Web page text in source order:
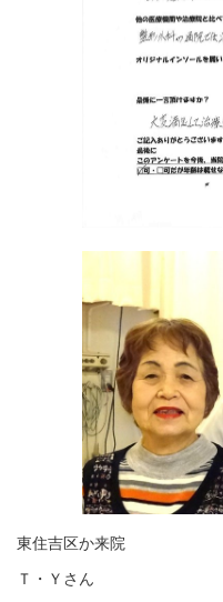
東住吉区か来院
Ｔ・Ｙさん